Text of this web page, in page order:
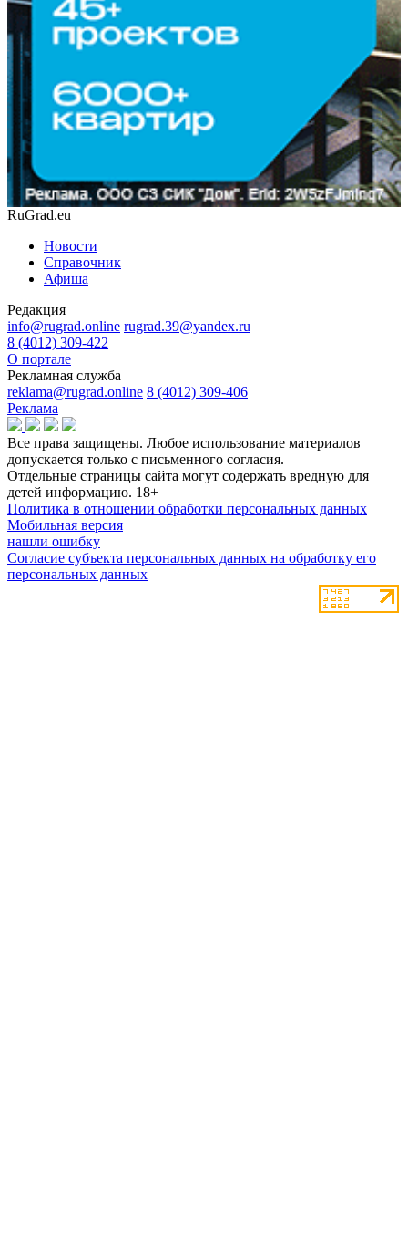
RuGrad.eu
Новости
Справочник
Афиша
Редакция
info@rugrad.online rugrad.39@yandex.ru
8 (4012) 309-422
О портале
Рекламная служба
reklama@rugrad.online 8 (4012) 309-406
Реклама
Все права защищены. Любое использование материалов
допускается только с письменного согласия.
Отдельные страницы сайта могут содержать вредную для
детей информацию. 18+
Политика в отношении обработки персональных данных
Мобильная версия
нашли ошибку
Согласие субъекта персональных данных на обработку его
персональных данных